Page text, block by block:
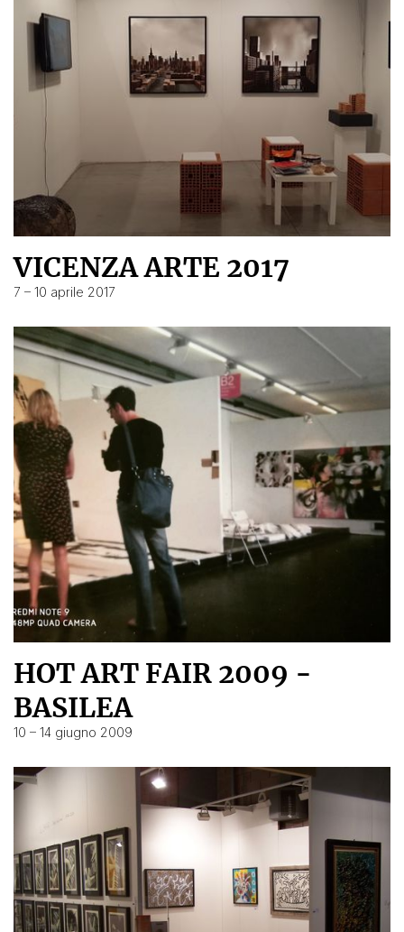
VICENZA ARTE 2017
7 – 10 aprile 2017
HOT ART FAIR 2009 -
BASILEA
10 – 14 giugno 2009